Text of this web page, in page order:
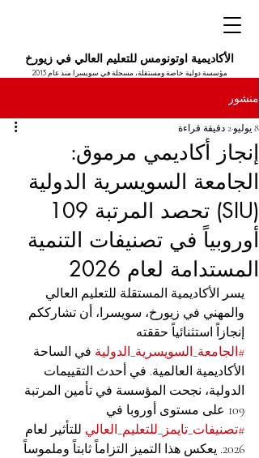
الأكاديمية اوتونومس للتعليم العالي في زيورخ
مؤسسة دولية خاصة ومستقلة، مسجلة في سويسرا منذ عام 2013
منشور
إنجاز أكاديمي مرموق:
الجامعة السويسرية الدولية
(SIU) تحصد المرتبة 109
أوروبياً في تصنيفات التنمية
المستدامة لعام 2026
8 يوليو 2 دقيقة قراءة
يسر الأكاديمية المستقلة للتعليم العالي
والمهني في زيورخ، سويسرا، أن تشارككم
إنجازاً استثنائياً حققته
#الجامعة_السويسرية_الدولية في الساحة
الأكاديمية العالمية. في أحدث التقييمات
الدولية، نجحت المؤسسة في تأمين المرتبة
109 على مستوى أوروبا في
#تصنيفات_تايمز_للتعليم_العالي للتأثير لعام
2026. يعكس هذا التميز التزاماً ثابتاً وملموساً